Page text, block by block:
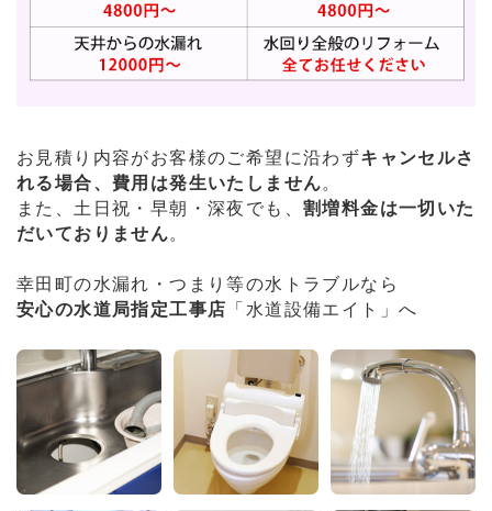
お見積り内容がお客様のご希望に沿わずキャンセルさ
れる場合、費用は発生いたしません。
また、土日祝・早朝・深夜でも、 割増料金は一切いた
だいておりません。
幸田町の水漏れ・つまり等の水トラブルなら
安心の水道局指定工事店 「水道設備エイト」へ